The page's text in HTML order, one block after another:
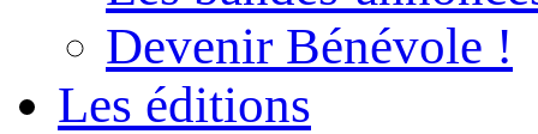
Devenir Bénévole !
Les éditions